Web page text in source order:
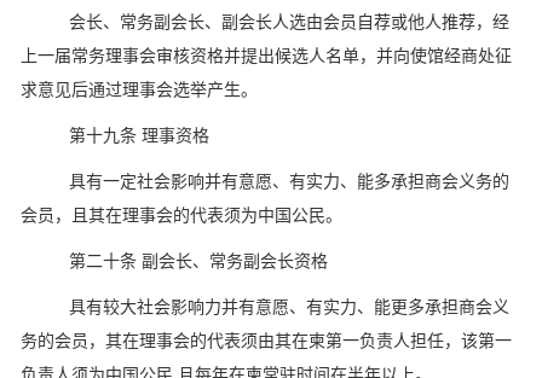
会长、常务副会长、副会长人选由会员自荐或他人推荐，经
上一届常务理事会审核资格并提出候选人名单，并向使馆经商处征
求意见后通过理事会选举产生。
第十九条 理事资格
具有一定社会影响并有意愿、有实力、能多承担商会义务的
会员，且其在理事会的代表须为中国公民。
第二十条 副会长、常务副会长资格
具有较大社会影响力并有意愿、有实力、能更多承担商会义
务的会员，其在理事会的代表须由其在柬第一负责人担任，该第一
负责人须为中国公民,且每年在柬常驻时间在半年以上。